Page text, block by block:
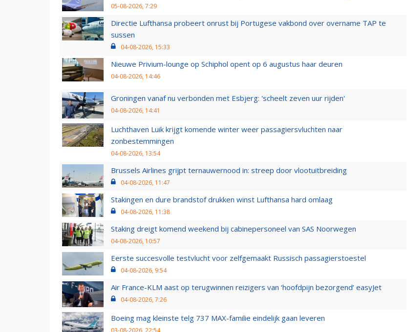
05-08-2026, 7:29
Directie Lufthansa probeert onrust bij Portugese vakbond over overname TAP te
sussen
04-08-2026, 15:33
Nieuwe Privium-lounge op Schiphol opent op 6 augustus haar deuren
04-08-2026, 14:46
Groningen vanaf nu verbonden met Esbjerg: 'scheelt zeven uur rijden'
04-08-2026, 14:41
Luchthaven Luik krijgt komende winter weer passagiersvluchten naar
zonbestemmingen
04-08-2026, 13:54
Brussels Airlines grijpt ternauwernood in: streep door vlootuitbreiding
04-08-2026, 11:47
Stakingen en dure brandstof drukken winst Lufthansa hard omlaag
04-08-2026, 11:38
Staking dreigt komend weekend bij cabinepersoneel van SAS Noorwegen
04-08-2026, 10:57
Eerste succesvolle testvlucht voor zelfgemaakt Russisch passagierstoestel
04-08-2026, 9:54
Air France-KLM aast op terugwinnen reizigers van ‘hoofdpijn bezorgend’ easyJet
04-08-2026, 7:26
Boeing mag kleinste telg 737 MAX-familie eindelijk gaan leveren